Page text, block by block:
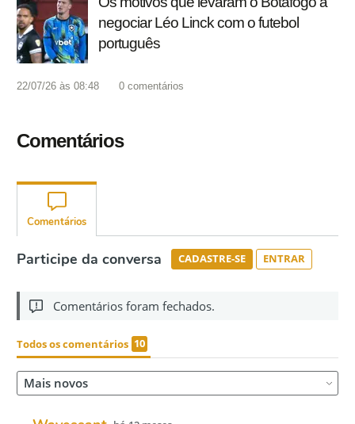
negociar Léo Linck com o futebol
português
22/07/26 às 08:48 0 comentários
Comentários